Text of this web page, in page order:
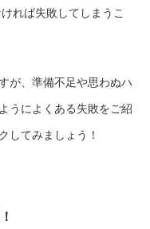
れば失敗してしまうこ
が、準備不足や思わぬハ
うによくある失敗をご紹
してみましょう！